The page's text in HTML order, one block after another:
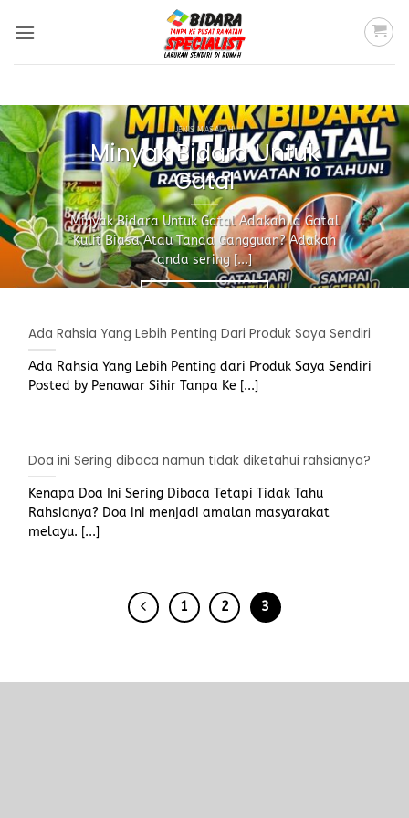
JENIS MASALAH
Minyak Bidara Untuk
Gatal
Minyak Bidara Untuk Gatal Adakah Ia Gatal
Kulit Biasa Atau Tanda Gangguan? Adakah
anda sering [...]
Ada Rahsia Yang Lebih Penting Dari Produk Saya Sendiri
Ada Rahsia Yang Lebih Penting dari Produk Saya Sendiri
Posted by Penawar Sihir Tanpa Ke [...]
Doa ini Sering dibaca namun tidak diketahui rahsianya?
Kenapa Doa Ini Sering Dibaca Tetapi Tidak Tahu
Rahsianya? Doa ini menjadi amalan masyarakat
melayu. [...]
1 2 3